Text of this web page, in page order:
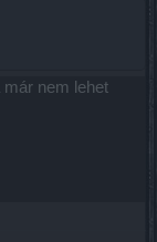
nem lehet